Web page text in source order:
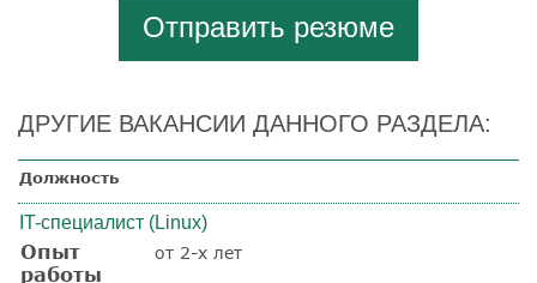
Отправить резюме
ДРУГИЕ ВАКАНСИИ ДАННОГО РАЗДЕЛА:
Должность
IT-специалист (Linux)
Опыт
работы
от 2-х лет